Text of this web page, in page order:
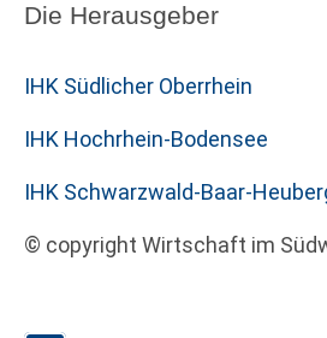
Die Herausgeber
IHK Südlicher Oberrhein
IHK Hochrhein-Bodensee
IHK Schwarzwald-Baar-
© copyright Wirtschaft im